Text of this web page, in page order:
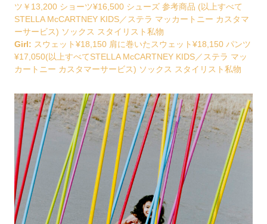
ツ￥13,200 ショーツ¥16,500 シューズ 参考商品 (以上すべて
STELLA McCARTNEY KIDS／ステラ マッカートニー カスタマ
ーサービス) ソックス スタイリスト私物
Girl: スウェット¥18,150 肩に巻いたスウェット¥18,150 パンツ
¥17,050(以上すべてSTELLA McCARTNEY KIDS／ステラ マッ
カートニー カスタマーサービス) ソックス スタイリスト私物